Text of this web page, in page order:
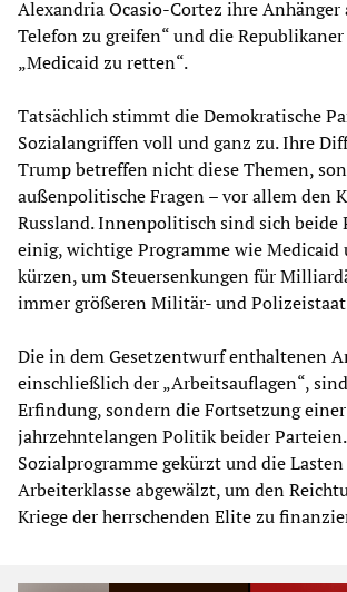
Alexandria Ocasio-Cortez ihre Anhänger
Telefon zu greifen“ und die
„Medicaid zu retten“.
Tatsächlich stimmt die Demokratische
Sozialangriffen voll und ganz zu. Ihre
Trump betreffen nicht diese Themen,
außenpolitische Fragen – vor allem den
Russland. Innenpolitisch sind sich beide
einig, wichtige Programme wie Medicaid
kürzen, um Steuersenkungen für
immer größeren Militär- und
Die in dem Gesetzentwurf enthaltenen
einschließlich der „Arbeitsauflagen“,
Erfindung, sondern die Fortsetzung einer
jahrzehntelangen Politik beider
Sozialprogramme gekürzt und die
Arbeiterklasse abgewälzt, um den
Kriege der herrschenden Elite zu